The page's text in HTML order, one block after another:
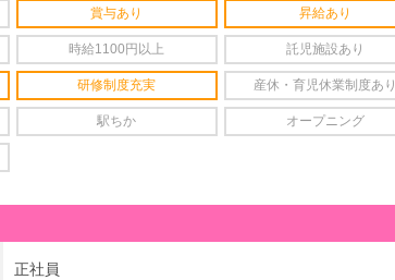
賞与あり 昇給あり
時給1100円以上 託児施設あり
研修制度充実 産休・育児休業制度あり
駅ちか オープニング
正社員